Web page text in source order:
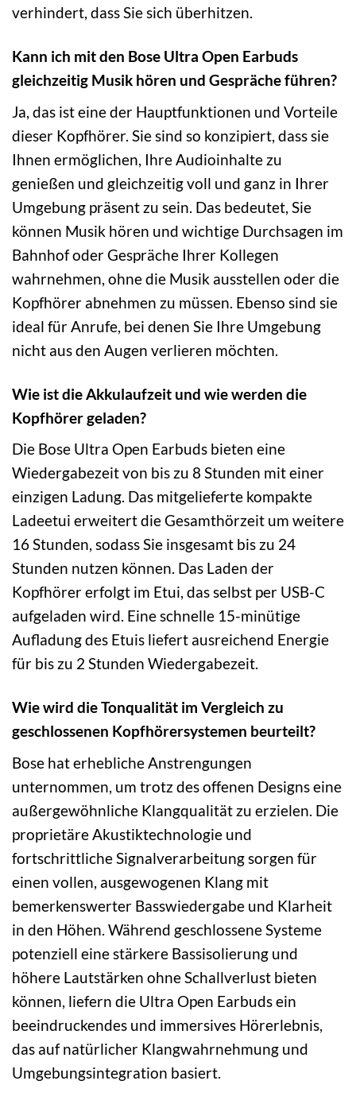
verhindert, dass Sie sich überhitzen.
Kann ich mit den Bose Ultra Open Earbuds
gleichzeitig Musik hören und Gespräche führen?
Ja, das ist eine der Hauptfunktionen und Vorteile
dieser Kopfhörer. Sie sind so konzipiert, dass sie
Ihnen ermöglichen, Ihre Audioinhalte zu
genießen und gleichzeitig voll und ganz in Ihrer
Umgebung präsent zu sein. Das bedeutet, Sie
können Musik hören und wichtige Durchsagen im
Bahnhof oder Gespräche Ihrer Kollegen
wahrnehmen, ohne die Musik ausstellen oder die
Kopfhörer abnehmen zu müssen. Ebenso sind sie
ideal für Anrufe, bei denen Sie Ihre Umgebung
nicht aus den Augen verlieren möchten.
Wie ist die Akkulaufzeit und wie werden die
Kopfhörer geladen?
Die Bose Ultra Open Earbuds bieten eine
Wiedergabezeit von bis zu 8 Stunden mit einer
einzigen Ladung. Das mitgelieferte kompakte
Ladeetui erweitert die Gesamthörzeit um weitere
16 Stunden, sodass Sie insgesamt bis zu 24
Stunden nutzen können. Das Laden der
Kopfhörer erfolgt im Etui, das selbst per USB-C
aufgeladen wird. Eine schnelle 15-minütige
Aufladung des Etuis liefert ausreichend Energie
für bis zu 2 Stunden Wiedergabezeit.
Wie wird die Tonqualität im Vergleich zu
geschlossenen Kopfhörersystemen beurteilt?
Bose hat erhebliche Anstrengungen
unternommen, um trotz des offenen Designs eine
außergewöhnliche Klangqualität zu erzielen. Die
proprietäre Akustiktechnologie und
fortschrittliche Signalverarbeitung sorgen für
einen vollen, ausgewogenen Klang mit
bemerkenswerter Basswiedergabe und Klarheit
in den Höhen. Während geschlossene Systeme
potenziell eine stärkere Bassisolierung und
höhere Lautstärken ohne Schallverlust bieten
können, liefern die Ultra Open Earbuds ein
beeindruckendes und immersives Hörerlebnis,
das auf natürlicher Klangwahrnehmung und
Umgebungsintegration basiert.